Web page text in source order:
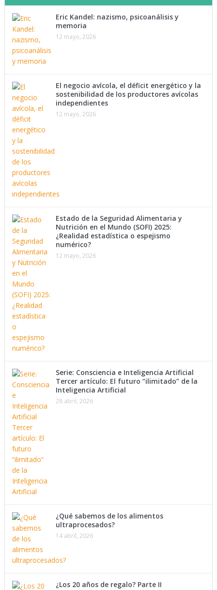
Eric Kandel: nazismo, psicoanálisis y
memoria
12 mayo, 2026
El negocio avícola, el déficit energético y la
sostenibilidad de los productores avícolas
independientes
12 mayo, 2026
Estado de la Seguridad Alimentaria y
Nutrición en el Mundo (SOFI) 2025:
¿Realidad estadística o espejismo
numérico?
12 mayo, 2026
Serie: Consciencia e Inteligencia Artificial
Tercer artículo: El futuro “ilimitado” de la
Inteligencia Artificial
28 abril, 2026
¿Qué sabemos de los alimentos
ultraprocesados?
14 abril, 2026
¿Los 20 años de regalo? Parte II